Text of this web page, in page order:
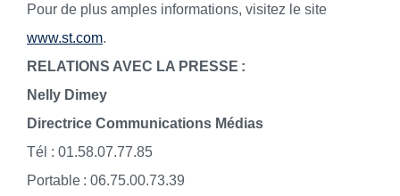
Pour de plus amples informations, visitez le site
www.st.com.
RELATIONS AVEC LA PRESSE :
Nelly Dimey
Directrice Communications Médias
Tél : 01.58.07.77.85
Portable : 06.75.00.73.39